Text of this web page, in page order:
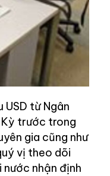
từ Ngân
Kỳ trước trong
gia cũng như
vị theo dõi
nhận định